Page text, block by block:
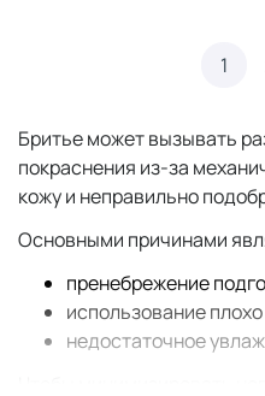
1
Бритье может вызывать
покраснения из-за
кожу и неправильно
Основными причинами
пренебрежение
использование
недостаточное